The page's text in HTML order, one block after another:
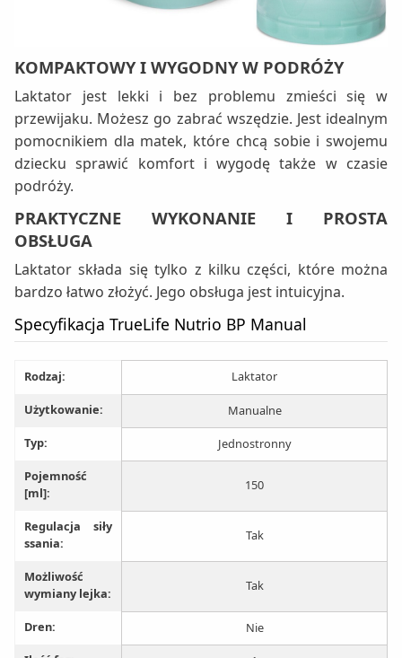
KOMPAKTOWY I WYGODNY W PODRÓŻY
Laktator jest lekki i bez problemu zmieści się w
przewijaku. Możesz go zabrać wszędzie. Jest idealnym
pomocnikiem dla matek, które chcą sobie i swojemu
dziecku sprawić komfort i wygodę także w czasie
podróży.
PRAKTYCZNE WYKONANIE I PROSTA
OBSŁUGA
Laktator składa się tylko z kilku części, które można
bardzo łatwo złożyć. Jego obsługa jest intuicyjna.
Specyfikacja TrueLife Nutrio BP Manual
Rodzaj: Laktator
Użytkowanie:
Manualne
Typ:
Jednostronny
Pojemność
[ml]:
150
Regulacja siły
ssania:
Tak
Możliwość
wymiany lejka:
Tak
Dren:
Nie